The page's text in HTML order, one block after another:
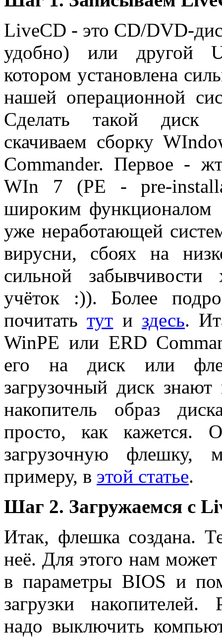
LiveCD - это CD/DVD-
удобно) или другой
котором установлена
нашей операционной
Сделать такой диск
скачиваем сборку
Commander. Первое -
WIn 7 (PE - pre-
широким функционалом
уже неработающей
вирусни, сбоях на
сильной забывчивости
учёток :)). Более
почитатьтут и здесь.
WinPE или ERD
его на диск или
загрузочный диск
накопитель образ
просто, как кажется.
загрузочную флешку,
примеру, в этой статье.
Шаг 2. Загружаемся с
Итак, флешка создана.
неё. Для этого нам
в параметры BIOS и
загрузки накопителей.
надо выключить